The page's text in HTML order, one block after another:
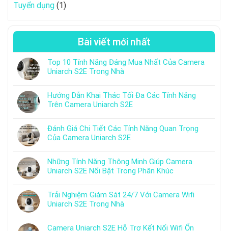
Tuyển dụng (1)
Bài viết mới nhất
Top 10 Tính Năng Đáng Mua Nhất Của Camera
Uniarch S2E Trong Nhà
Hướng Dẫn Khai Thác Tối Đa Các Tính Năng
Trên Camera Uniarch S2E
Đánh Giá Chi Tiết Các Tính Năng Quan Trọng
Của Camera Uniarch S2E
Những Tính Năng Thông Minh Giúp Camera
Uniarch S2E Nổi Bật Trong Phân Khúc
Trải Nghiệm Giám Sát 24/7 Với Camera Wifi
Uniarch S2E Trong Nhà
Camera Uniarch S2E Hỗ Trợ Kết Nối Wifi Ổn